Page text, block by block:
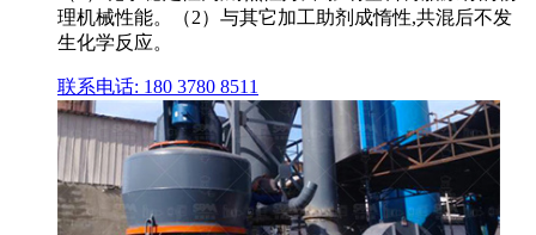
理机械性能。（2）与其它加工助剂成惰性,共混后不发
生化学反应。
联系电话: 180 3780 8511